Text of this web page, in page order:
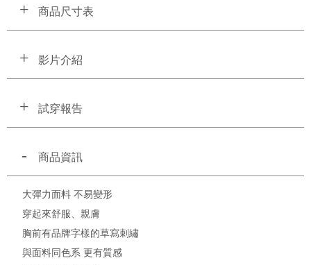
商品尺寸表
影片介紹
試穿報告
商品資訊
大彈力面料 不易變形
穿起來舒服、親膚
胸前有品牌字樣的草寫刺繡
與面料同色系 更有質感